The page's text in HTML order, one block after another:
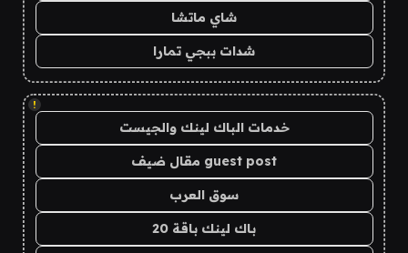
شاي ماتشا
شدات ببجي تمارا
!
خدمات الباك لينك والجيست
guest post مقال ضيف
سوق العرب
باك لينك باقة 20